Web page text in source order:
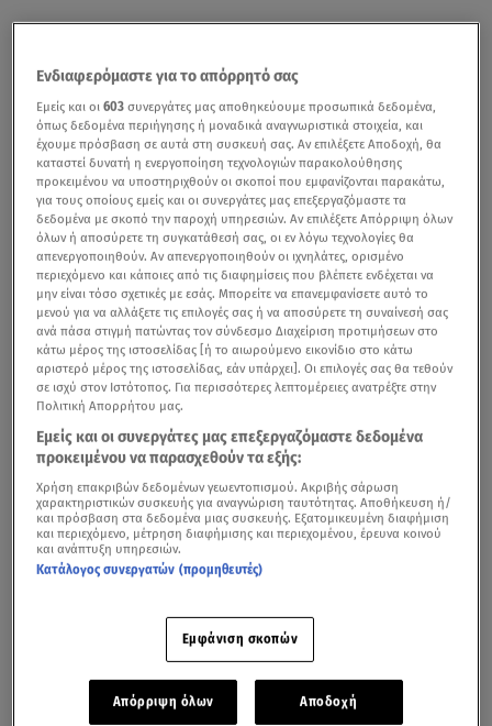
Πλουσιότερους κατά 100.000 ευρώ θα κάνει 12
υπερτυχερούς η σούπερ εορταστική κλήρωση της
φορολοταρίαςγια τις Δεκεμβρίου.
Ενδιαφερόμαστε για το απόρρητό σας
Εμείς και οι603 συνεργάτες μας αποθηκεύουμε προσωπικά δεδομένα,
όπως δεδομένα περιήγησης ή μοναδικά αναγνωριστικά στοιχεία, και
έχουμε πρόσβαση σε αυτά στη συσκευή σας. Αν επιλέξετε Αποδοχή, θα
καταστεί δυνατή η ενεργοποίηση τεχνολογιών παρακολούθησης
προκειμένου να υποστηριχθούν οι σκοποί που εμφανίζονται παρακάτω,
για τους οποίους εμείς και οι συνεργάτες μας επεξεργαζόμαστε τα
δεδομένα με σκοπό την παροχή υπηρεσιών. Αν επιλέξετε Απόρριψη όλων
όλων ή αποσύρετε τη συγκατάθεσή σας, οι εν λόγω τεχνολογίες θα
απενεργοποιηθούν. Αν απενεργοποιηθούν οι ιχνηλάτες, ορισμένο
περιεχόμενο και κάποιες από τις διαφημίσεις που βλέπετε ενδέχεται να
μην είναι τόσο σχετικές με εσάς. Μπορείτε να επανεμφανίσετε αυτό το
μενού για να αλλάξετε τις επιλογές σας ή να αποσύρετε τη συναίνεσή σας
ανά πάσα στιγμή πατώντας τον σύνδεσμο Διαχείριση προτιμήσεων στο
κάτω μέρος της ιστοσελίδας [ή το αιωρούμενο εικονίδιο στο κάτω
αριστερό μέρος της ιστοσελίδας, εάν υπάρχει]. Οι επιλογές σας θα τεθούν
σε ισχύ στον Ιστότοπος. Για περισσότερες λεπτομέρειες ανατρέξτε στην
Πολιτική Απορρήτου μας.
Εμείς και οι συνεργάτες μας επεξεργαζόμαστε δεδομένα
προκειμένου να παρασχεθούν τα εξής:
Χρήση επακριβών δεδομένων γεωεντοπισμού. Ακριβής σάρωση
χαρακτηριστικών συσκευής για αναγνώριση ταυτότητας. Αποθήκευση ή/
και πρόσβαση στα δεδομένα μιας συσκευής. Εξατομικευμένη διαφήμιση
και περιεχόμενο, μέτρηση διαφήμισης και περιεχομένου, έρευνα κοινού
και ανάπτυξη υπηρεσιών.
Κατάλογος συνεργατών (προμηθευτές)
Εμφάνιση σκοπών
Απόρριψη όλων Αποδοχή